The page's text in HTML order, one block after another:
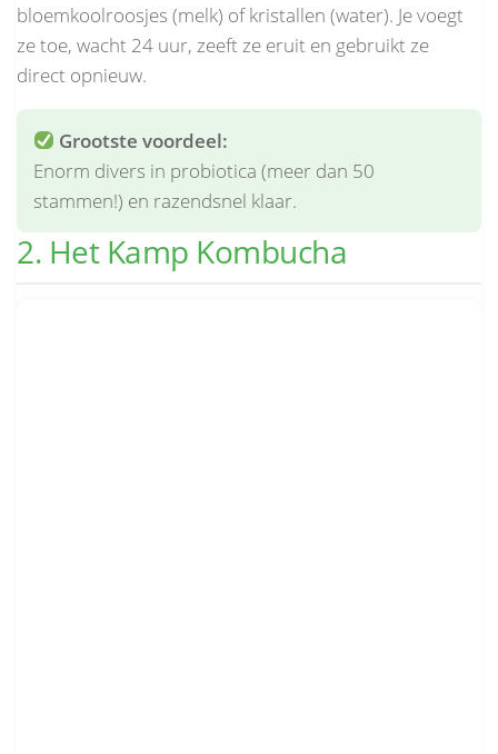
bloemkoolroosjes (melk) of kristallen (water). Je voegt
ze toe, wacht 24 uur, zeeft ze eruit en gebruikt ze
direct opnieuw.
Grootste voordeel:
Enorm divers in probiotica (meer dan 50
stammen!) en razendsnel klaar.
2. Het Kamp Kombucha